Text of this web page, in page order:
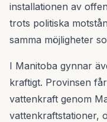
installationen av
trots politiska
samma möjligheter
I Manitoba gynnar
kraftigt. Provinsen
vattenkraft genom
vattenkraftstationer,